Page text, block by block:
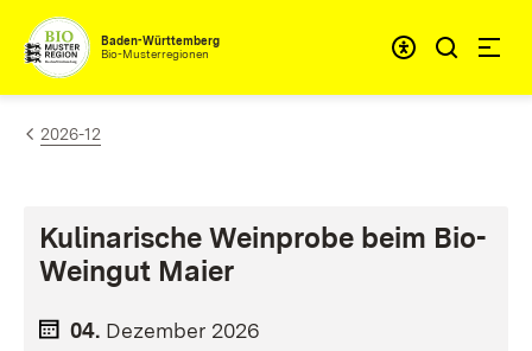
Zum Inhalt springen
Baden-Württemberg
Bio-Musterregionen
2026-12
Kulinarische Weinprobe beim Bio-
Weingut Maier
04. Dezember 2026